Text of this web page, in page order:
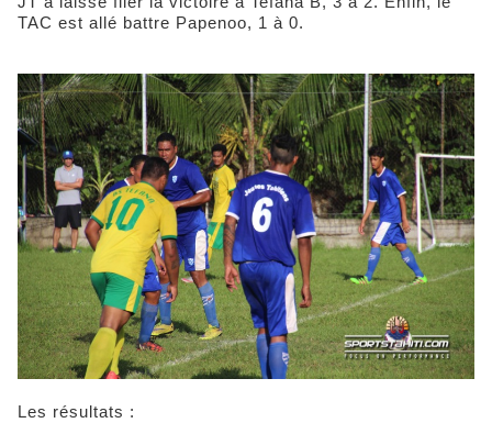
TAC est allé battre Papenoo, 1 à 0.
Les résultats :